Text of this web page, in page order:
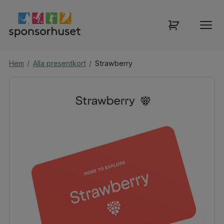
Hem / Alla presentkort / Strawberry